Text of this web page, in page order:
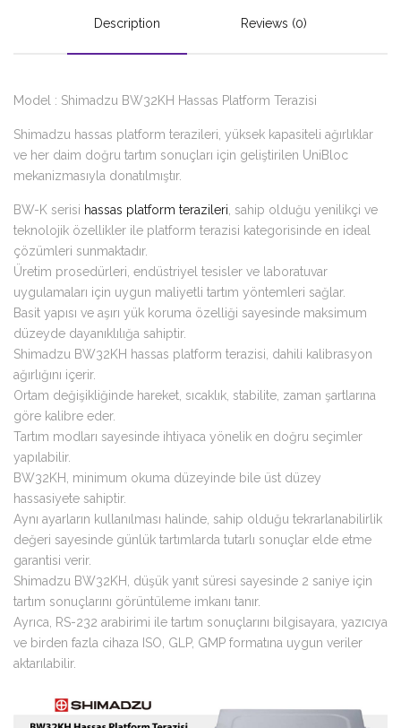
Description Reviews (0)
Model : Shimadzu BW32KH Hassas Platform Terazisi
Shimadzu hassas platform terazileri, yüksek kapasiteli ağırlıklar
ve her daim doğru tartım sonuçları için geliştirilen UniBloc
mekanizmasıyla donatılmıştır.
BW-K serisi hassas platform terazileri , sahip olduğu yenilikçi ve
teknolojik özellikler ile platform terazisi kategorisinde en ideal
çözümleri sunmaktadır.
Üretim prosedürleri, endüstriyel tesisler ve laboratuvar
uygulamaları için uygun maliyetli tartım yöntemleri sağlar.
Basit yapısı ve aşırı yük koruma özelliği sayesinde maksimum
düzeyde dayanıklılığa sahiptir.
Shimadzu BW32KH hassas platform terazisi, dahili kalibrasyon
ağırlığını içerir.
Ortam değişikliğinde hareket, sıcaklık, stabilite, zaman şartlarına
göre kalibre eder.
Tartım modları sayesinde ihtiyaca yönelik en doğru seçimler
yapılabilir.
BW32KH, minimum okuma düzeyinde bile üst düzey
hassasiyete sahiptir.
Aynı ayarların kullanılması halinde, sahip olduğu tekrarlanabilirlik
değeri sayesinde günlük tartımlarda tutarlı sonuçlar elde etme
garantisi verir.
Shimadzu BW32KH, düşük yanıt süresi sayesinde 2 saniye için
tartım sonuçlarını görüntüleme imkanı tanır.
Ayrıca, RS-232 arabirimi ile tartım sonuçlarını bilgisayara, yazıcıya
ve birden fazla cihaza ISO, GLP, GMP formatına uygun veriler
aktarılabilir.